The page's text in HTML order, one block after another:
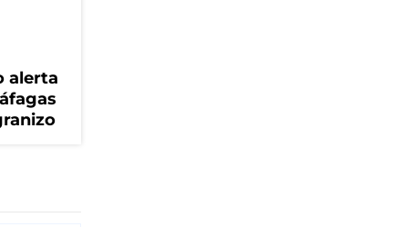
alerta